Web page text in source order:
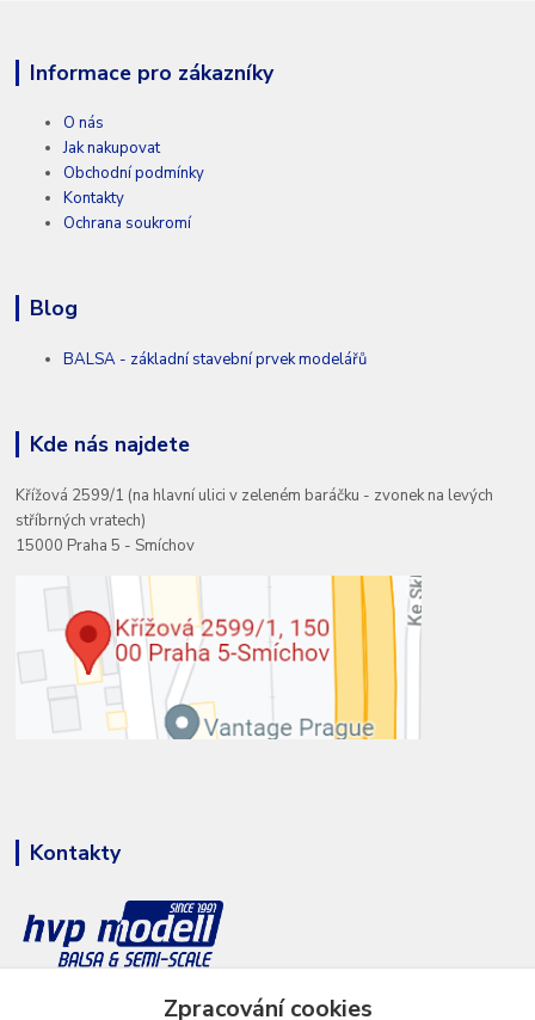
Informace pro zákazníky
O nás
Jak nakupovat
Obchodní podmínky
Kontakty
Ochrana soukromí
Blog
BALSA - základní stavební prvek modelářů
Kde nás najdete
Křížová 2599/1 (na hlavní ulici v zeleném baráčku - zvonek na levých
stříbrných vratech)
15000 Praha 5 - Smíchov
Kontakty
+420 777 286 674Zpracování cookies